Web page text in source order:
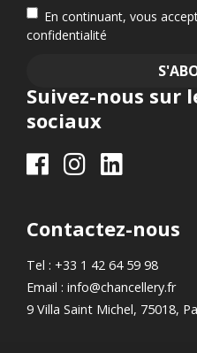
En continuant, vous
confidentialité
Suivez-nous sur
sociaux
Contactez-nous
Tel : +33 1 42 64 59 98
Email : info@chancellery.fr
9 Villa Saint Michel, 75018,